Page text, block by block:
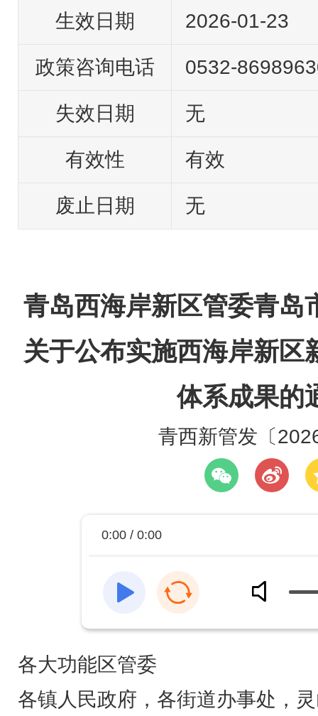
生效日期 2026-01-23
政策咨询电话 0532-
失效日期 无
有效性 有效
废止日期 无
青岛西海岸新区管委青岛
关于公布实施西海岸新区
体系成果的
青西新管发〔
0:00 / 0:00
各大功能区管委
各镇人民政府，各街道办事处，